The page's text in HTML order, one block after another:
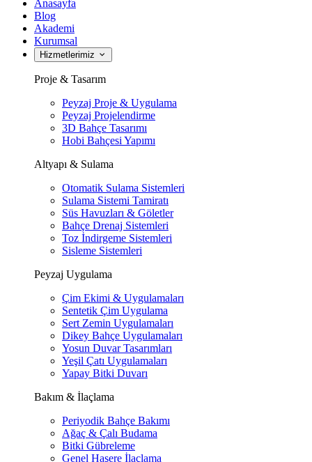
Anasayfa
Blog
Akademi
Kurumsal
Hizmetlerimiz
Proje & Tasarım
Peyzaj Proje & Uygulama
Peyzaj Projelendirme
3D Bahçe Tasarımı
Hobi Bahçesi Yapımı
Altyapı & Sulama
Otomatik Sulama Sistemleri
Sulama Sistemi Tamiratı
Süs Havuzları & Göletler
Bahçe Drenaj Sistemleri
Toz İndirgeme Sistemleri
Sisleme Sistemleri
Peyzaj Uygulama
Çim Ekimi & Uygulamaları
Sentetik Çim Uygulama
Sert Zemin Uygulamaları
Dikey Bahçe Uygulamaları
Yosun Duvar Tasarımları
Yeşil Çatı Uygulamaları
Yapay Bitki Duvarı
Bakım & İlaçlama
Periyodik Bahçe Bakımı
Ağaç & Çalı Budama
Bitki Gübreleme
Genel Haşere İlaçlama